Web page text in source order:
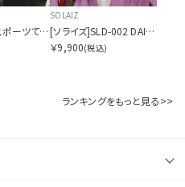
[チャオラス]スポーツてぬぐい To the trails
SOLAIZ
[ソライズ]SLD-002 DAILY USE ボストン
￥9,900(税込)
ランキングをもっと見る>>